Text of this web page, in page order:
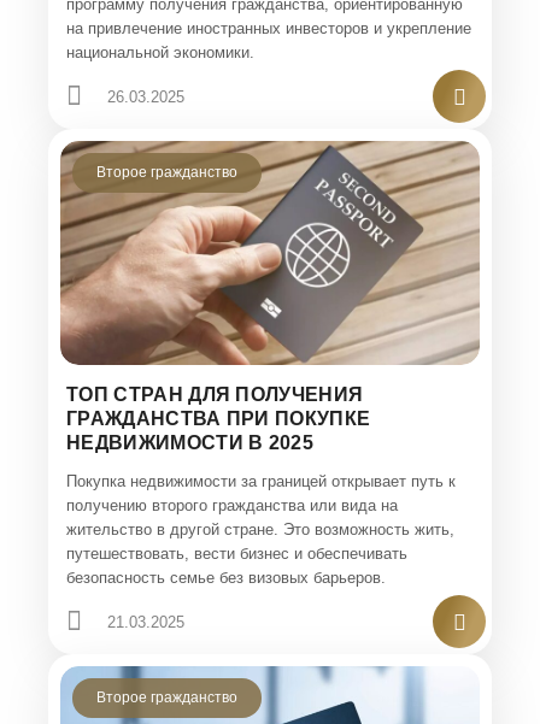
программу получения гражданства, ориентированную
на привлечение иностранных инвесторов и укрепление
национальной экономики.
26.03.2025
ТОП СТРАН ДЛЯ ПОЛУЧЕНИЯ
ГРАЖДАНСТВА ПРИ ПОКУПКЕ
НЕДВИЖИМОСТИ В 2025
Покупка недвижимости за границей открывает путь к
получению второго гражданства или вида на
жительство в другой стране. Это возможность жить,
путешествовать, вести бизнес и обеспечивать
безопасность семье без визовых барьеров.
21.03.2025
Второе гражданство
Второе гражданство